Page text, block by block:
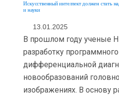
Искусственный интеллект должен
и науки
13.01.2025
В прошлом году ученые
разработку
дифференциальной
новообразований
изображениях. В основу